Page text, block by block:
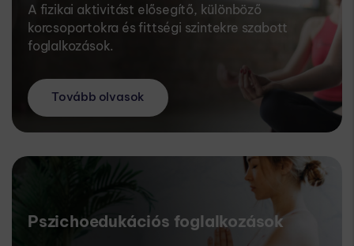
A fizikai aktivitást elősegítő, különböző
korcsoportokra és fittségi szintekre szabott
foglalkozások.
Tovább olvasok
Pszichoedukációs foglalkozások